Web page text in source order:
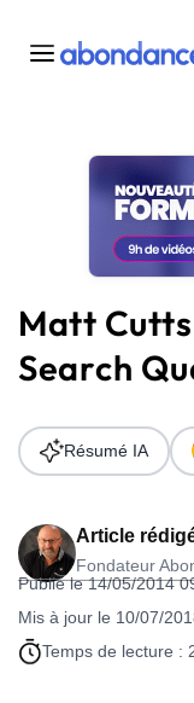
Toutes les actus
Actus SEO
Plateforme
Solutions
Ressources
Audit SEO
Matt
Search
Article
Fondateur
Publié le 14/05/2014
Mis à jour le 10/07/
Temps de lecture :
Résumé IA